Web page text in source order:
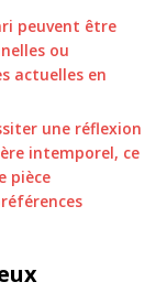
peuvent être
ou
actuelles en
une réflexion
intemporel, ce
pièce